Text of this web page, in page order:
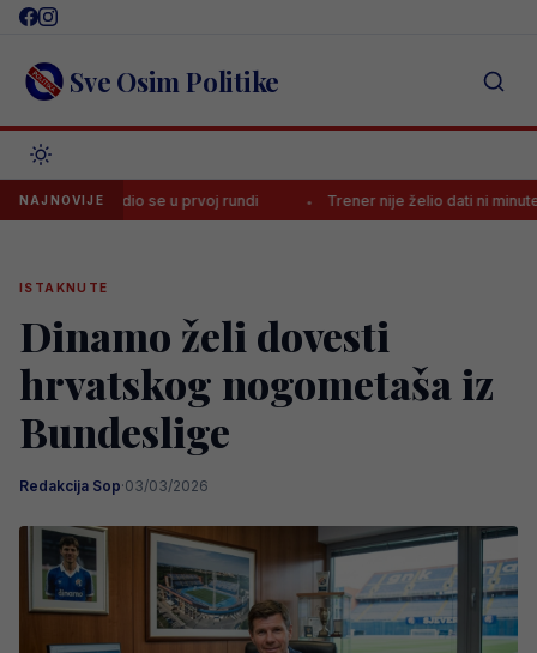
Skip
content Sve Osim Politike
NAJNOVIJEse u prvoj rundi Trener nije želio dati ni minute
ISTAKNUTE
Dinamo želi dovesti
hrvatskog nogometaša iz
Bundeslige
Redakcija Sop·03/03/2026